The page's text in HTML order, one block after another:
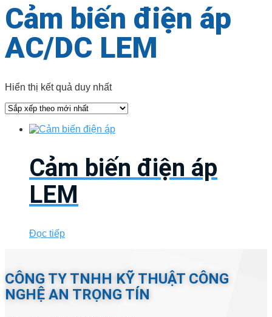
Cảm biến điện áp
AC/DC LEM
Hiển thị kết quả duy nhất
Cảm biến điện áp
LEM
Đọc tiếp
CÔNG TY TNHH KỸ THUẬT CÔNG
NGHỆ AN TRỌNG TÍN